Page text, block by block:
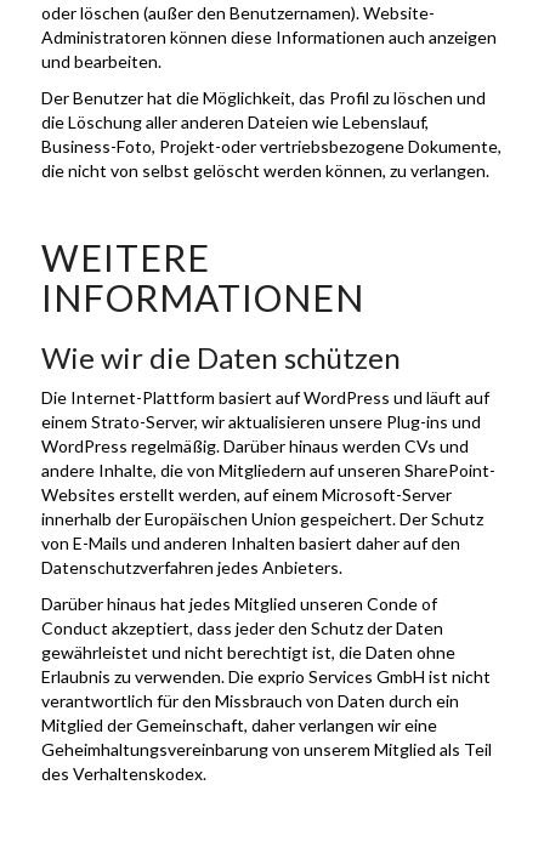
oder löschen (außer den Benutzernamen). Website-
Administratoren können diese Informationen auch anzeigen
und bearbeiten.
Der Benutzer hat die Möglichkeit, das Profil zu löschen und
die Löschung aller anderen Dateien wie Lebenslauf,
Business-Foto, Projekt-oder vertriebsbezogene Dokumente,
die nicht von selbst gelöscht werden können, zu verlangen.
WEITERE
INFORMATIONEN
Wie wir die Daten schützen
Die Internet-Plattform basiert auf WordPress und läuft auf
einem Strato-Server, wir aktualisieren unsere Plug-ins und
WordPress regelmäßig. Darüber hinaus werden CVs und
andere Inhalte, die von Mitgliedern auf unseren SharePoint-
Websites erstellt werden, auf einem Microsoft-Server
innerhalb der Europäischen Union gespeichert. Der Schutz
von E-Mails und anderen Inhalten basiert daher auf den
Datenschutzverfahren jedes Anbieters.
Darüber hinaus hat jedes Mitglied unseren Conde of
Conduct akzeptiert, dass jeder den Schutz der Daten
gewährleistet und nicht berechtigt ist, die Daten ohne
Erlaubnis zu verwenden. Die exprio Services GmbH ist nicht
verantwortlich für den Missbrauch von Daten durch ein
Mitglied der Gemeinschaft, daher verlangen wir eine
Geheimhaltungsvereinbarung von unserem Mitglied als Teil
des Verhaltenskodex.